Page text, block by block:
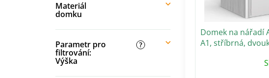
Materiál
domku
Parametr pro
filtrování:
Výška
?
Domek na nářadí
A1, stříbrná,